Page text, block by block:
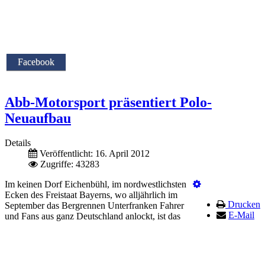
Facebook
Abb-Motorsport präsentiert Polo-
Neuaufbau
Details
Veröffentlicht: 16. April 2012
Zugriffe: 43283
Drucken
E-Mail
Im keinen Dorf Eichenbühl, im nordwestlichsten
Ecken des Freistaat Bayerns, wo alljährlich im
September das Bergrennen Unterfranken Fahrer
und Fans aus ganz Deutschland anlockt, ist das